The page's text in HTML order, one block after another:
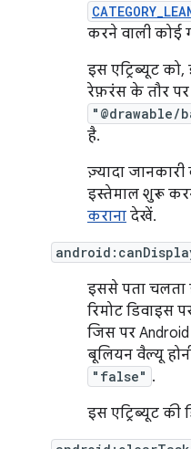
करने वाली कोई
इस एट्रिब्यूट
रेफ़रंस के तौर
"@drawable/
है.
ज़्यादा
इस्तेमाल शुरू
कराना देखें.
इससे पता चलता
रिमोट डिवाइस
जिस पर
बूलियन वैल्यू
"false" .
इस एट्रिब्यूट की